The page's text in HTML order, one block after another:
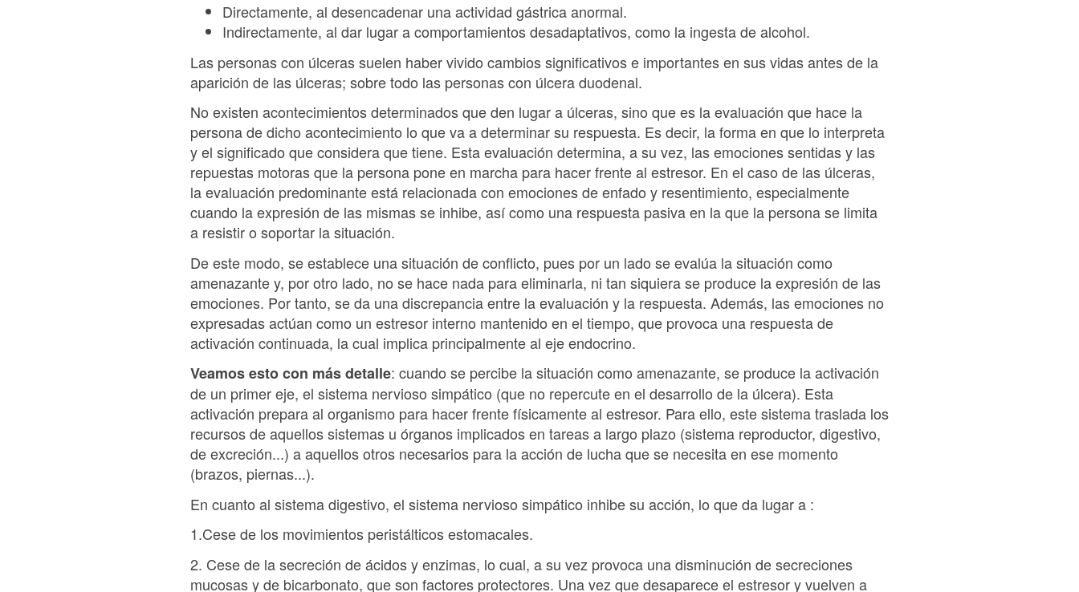
Directamente, al desencadenar una actividad gástrica anormal.
Indirectamente, al dar lugar a comportamientos desadaptativos, como la ingesta de alcohol.
Las personas con úlceras suelen haber vivido cambios significativos e importantes en sus vidas antes de la
aparición de las úlceras; sobre todo las personas con úlcera duodenal.
No existen acontecimientos determinados que den lugar a úlceras, sino que es la evaluación que hace la
persona de dicho acontecimiento lo que va a determinar su respuesta. Es decir, la forma en que lo interpreta
y el significado que considera que tiene. Esta evaluación determina, a su vez, las emociones sentidas y las
repuestas motoras que la persona pone en marcha para hacer frente al estresor. En el caso de las úlceras,
la evaluación predominante está relacionada con emociones de enfado y resentimiento, especialmente
cuando la expresión de las mismas se inhibe, así como una respuesta pasiva en la que la persona se limita
a resistir o soportar la situación.
De este modo, se establece una situación de conflicto, pues por un lado se evalúa la situación como
amenazante y, por otro lado, no se hace nada para eliminarla, ni tan siquiera se produce la expresión de las
emociones. Por tanto, se da una discrepancia entre la evaluación y la respuesta. Además, las emociones no
expresadas actúan como un estresor interno mantenido en el tiempo, que provoca una respuesta de
activación continuada, la cual implica principalmente al eje endocrino.
Veamos esto con más detalle: cuando se percibe la situación como amenazante, se produce la activación
de un primer eje, el sistema nervioso simpático (que no repercute en el desarrollo de la úlcera). Esta
activación prepara al organismo para hacer frente físicamente al estresor. Para ello, este sistema traslada los
recursos de aquellos sistemas u órganos implicados en tareas a largo plazo (sistema reproductor, digestivo,
de excreción...) a aquellos otros necesarios para la acción de lucha que se necesita en ese momento
(brazos, piernas...).
En cuanto al sistema digestivo, el sistema nervioso simpático inhibe su acción, lo que da lugar a :
1.Cese de los movimientos peristálticos estomacales.
2. Cese de la secreción de ácidos y enzimas, lo cual, a su vez provoca una disminución de secreciones
mucosas y de bicarbonato, que son factores protectores. Una vez que desaparece el estresor y vuelven a